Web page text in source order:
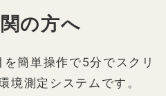
の方へ
簡単操作で5分でスクリ
境測定システムです。